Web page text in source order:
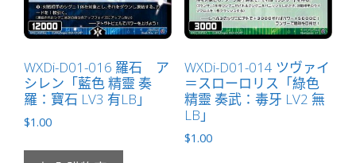
WXDi-D01-016 羅石 ア
シレン「藍色 精靈 奏
羅：寶石 LV3 有LB」
$1.00
WXDi-D01-014 ツヴァイ
＝スローロリス「綠色
精靈 奏武：毒牙 LV2 無
LB」
$1.00